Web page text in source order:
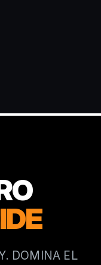
DOMINA EL